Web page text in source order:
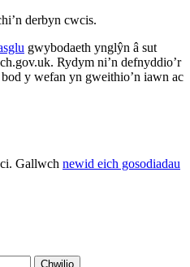
derbyn cwcis.
gwybodaeth ynglŷn â sut
Rydym ni’n defnyddio’r
y wefan yn gweithio’n iawn ac
Gallwch newid eich gosodiadau
Chwilio